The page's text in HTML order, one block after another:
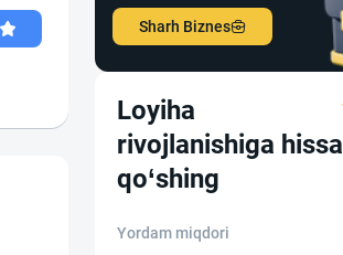
Sharh Biznes
Loyiha
rivojlanishiga hissa
qo‘shing
Yordam miqdori